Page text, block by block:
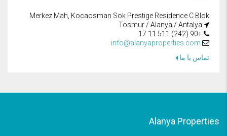
Merkez Mah, Kocaosman Sok Prestige Residence C Blok
+90 (242) 511 11 17
info@alanyaproperties.com
تماس با ما
Alanya Properties